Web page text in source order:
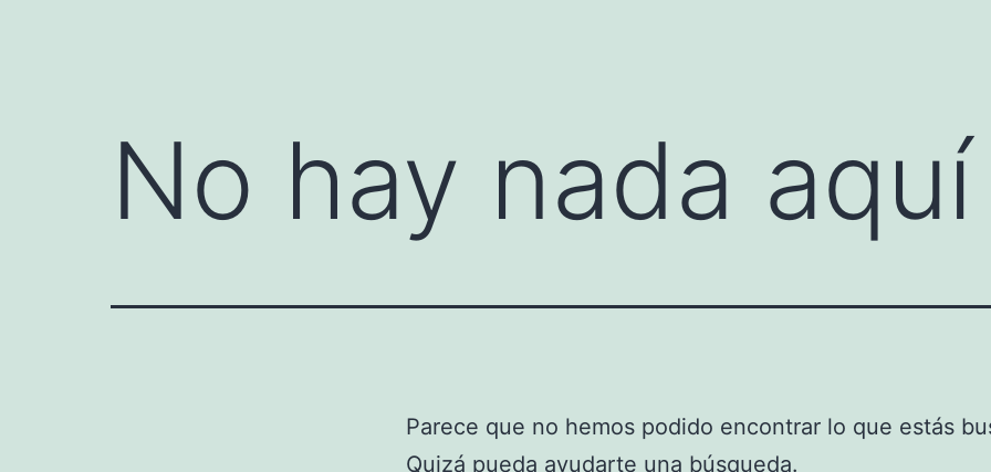
No hay nada aquí
Parece que no hemos podido encontrar lo que estás
Quizá pueda ayudarte una búsqueda.